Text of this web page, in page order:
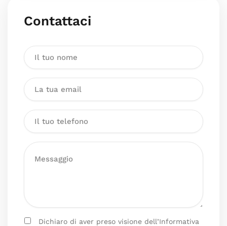
Contattaci
Dichiaro di aver preso visione dell’Informativa